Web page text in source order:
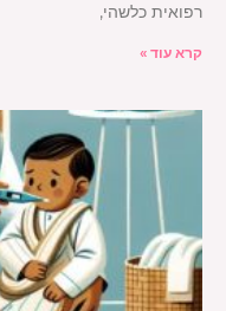
רפואית כלשהי,
קרא עוד »